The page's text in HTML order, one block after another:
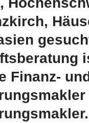
Finanz-